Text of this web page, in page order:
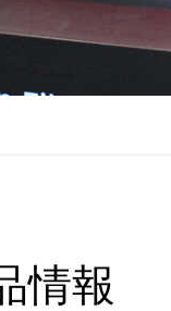
情報